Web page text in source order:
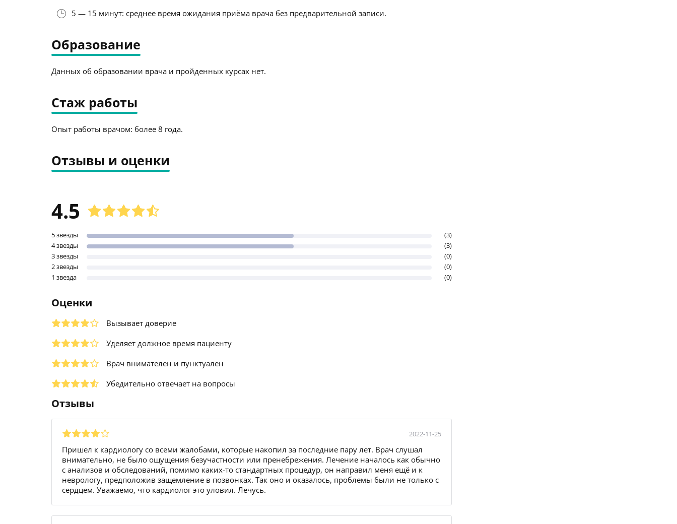
5 — 15 минут: среднее время ожидания приёма врача без предварительной записи.
Образование
Данных об образовании врача и пройденных курсах нет.
Стаж работы
Опыт работы врачом: более 8 года.
Отзывы и оценки
4.5
5 звезды
(3)
4 звезды
(3)
3 звезды
(0)
2 звезды
(0)
1 звезда
(0)
Оценки
Вызывает доверие
Уделяет должное время пациенту
Врач внимателен и пунктуален
Убедительно отвечает на вопросы
Отзывы
2022-11-25
Пришел к кардиологу со всеми жалобами, которые накопил за последние пару лет. Врач слушал
внимательно, не было ощущения безучастности или пренебрежения. Лечение началось как обычно
с анализов и обследований, помимо каких-то стандартных процедур, он направил меня ещё и к
неврологу, предположив защемление в позвонках. Так оно и оказалось, проблемы были не только с
сердцем. Уважаемо, что кардиолог это уловил. Лечусь.